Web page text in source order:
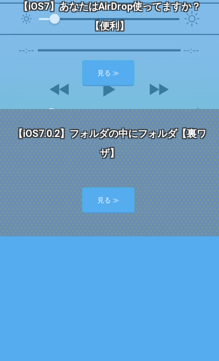
【iOS7】あなたはAirDrop使ってますか？
【便利】
見る ≫
【iOS7.0.2】フォルダの中にフォルダ【裏ワ
ザ】
見る ≫